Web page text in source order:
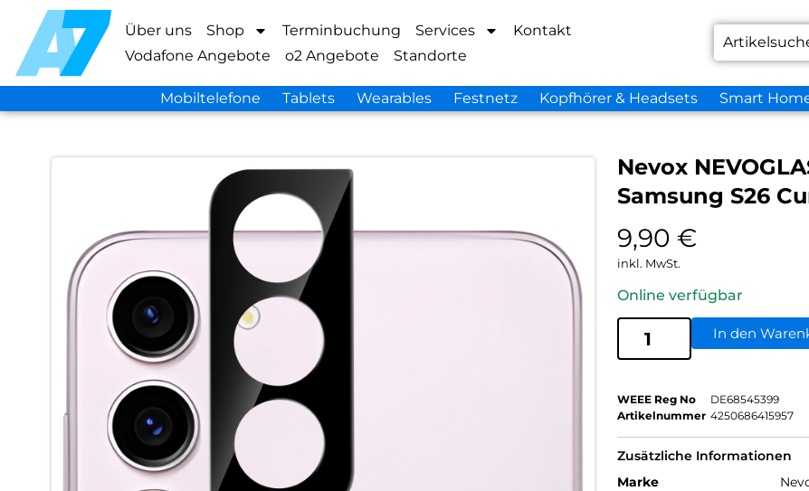
Über uns Shop Terminbuchung Services
Kontakt
Vodafone Angebote
o2 Angebote Standorte
Mobiltelefone Tablets Wearables Festnetz Kopfhörer & Headsets Smart
Nevox
Samsung S26
9,90 €
inkl. MwSt.
Online verfügbar
In den
WEEE Reg No
DE68545399
Artikelnummer 4250686415957
Zusätzliche Informationen
Marke